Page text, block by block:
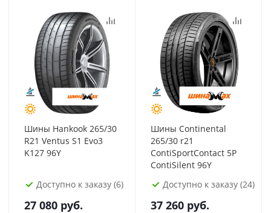
Шины Hankook 265/30
R21 Ventus S1 Evo3
K127 96Y
Доступно к заказу (6)
27 080 руб.
Шины Continental
265/30 r21
ContiSportContact 5P
ContiSilent 96Y
Доступно к заказу (24)
37 260 руб.